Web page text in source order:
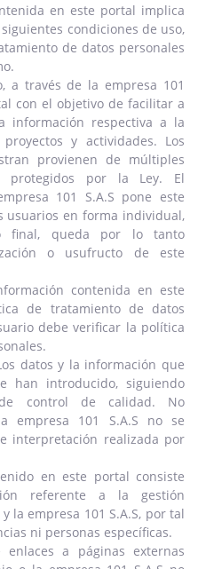
en este portal implica
condiciones de uso,
de datos personales
a través de la empresa 101
con el objetivo de facilitar a
información respectiva a la
y actividades. Los
provienen de múltiples
protegidos por la Ley. El
101 S.A.S pone este
usuarios en forma individual,
final, queda por lo tanto
o usufructo de este
contenida en este
de tratamiento de datos
debe verificar la política
datos y la información que
han introducido, siguiendo
de control de calidad. No
empresa 101 S.A.S no se
interpretación realizada por
en este portal consiste
referente a la gestión
la empresa 101 S.A.S, por tal
ni personas específicas.
a páginas externas